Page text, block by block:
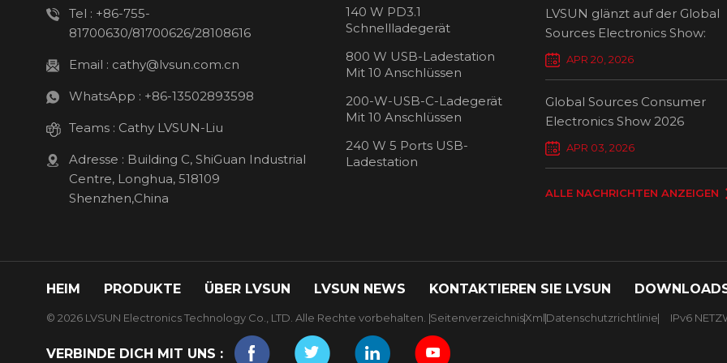
Tel : +86-755-
81700630/81700626/28108616
Email : cathy@lvsun.com.cn
WhatsApp : +86-13502893598
Teams : Cathy LVSUN-Liu
Adresse : Building C, ShiGuan Industrial
Centre, Longhua, 518109
Shenzhen,China
140 W PD3.1
Schnellladegerät
800 W USB-Ladestation
Mit 10 Anschlüssen
200-W-USB-C-Ladegerät
Mit 10 Anschlüssen
240 W 5 Ports USB-
Ladestation
LVSUN glänzt auf der Global
Sources Electronics Show:
Mehrfach-Ladegeräte setzen
Maßstäbe für intelligentes
APR 20, 2026
Global Sources Consumer
Electronics Show 2026
APR 03, 2026
ALLE NACHRICHTEN ANZEIGEN
HEIM PRODUKTE ÜBER LVSUN LVSUN NEWS KONTAKTIEREN SIE LVSUN
© 2026 LVSUN Electronics Technology Co., LTD. Alle Rechte vorbehalten. |Seitenverzeichnis|Xml|Datenschutzrichtlinie| IPv6
VERBINDE DICH MIT UNS :